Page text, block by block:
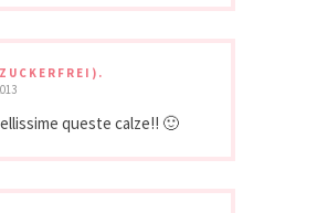
queste calze!! 🙂